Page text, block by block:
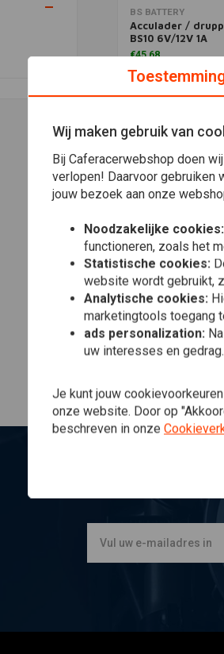
Toevoegen aan
BS BATTERY
Acculader /
BS10 6V/12V 1A
€45,68
Meest
Wij maken gebruik van
Bij Caferacerwebshop doen
verlopen! Daarvoor
jouw bezoek aan onze
Noodzakelijke cookies:
functioneren, zoals het
Statistische cookies:
website wordt gebruikt,
Analytische cookies:
marketingtools toegang
ads personalization:
uw interesses en gedrag.
Je kunt jouw
onze website. Door op
beschreven in onze